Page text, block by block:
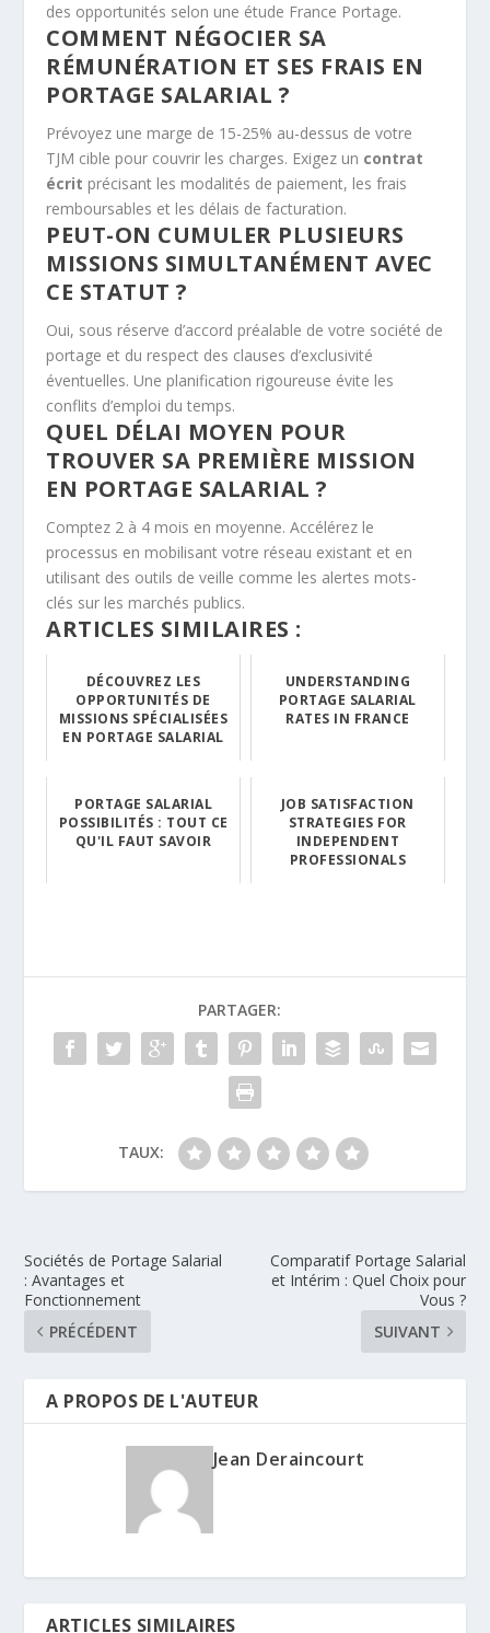
des opportunités selon une étude France Portage.
COMMENT NÉGOCIER SA
RÉMUNÉRATION ET SES FRAIS EN
PORTAGE SALARIAL ?
Prévoyez une marge de 15-25% au-dessus de votre
TJM cible pour couvrir les charges. Exigez un contrat
écrit précisant les modalités de paiement, les frais
remboursables et les délais de facturation.
PEUT-ON CUMULER PLUSIEURS
MISSIONS SIMULTANÉMENT AVEC
CE STATUT ?
Oui, sous réserve d’accord préalable de votre société de
portage et du respect des clauses d’exclusivité
éventuelles. Une planification rigoureuse évite les
conflits d’emploi du temps.
QUEL DÉLAI MOYEN POUR
TROUVER SA PREMIÈRE MISSION
EN PORTAGE SALARIAL ?
Comptez 2 à 4 mois en moyenne. Accélérez le
processus en mobilisant votre réseau existant et en
utilisant des outils de veille comme les alertes mots-
clés sur les marchés publics.
ARTICLES SIMILAIRES :
DÉCOUVREZ LES
OPPORTUNITÉS DE
MISSIONS SPÉCIALISÉES
EN PORTAGE SALARIAL
UNDERSTANDING
PORTAGE SALARIAL
RATES IN FRANCE
PORTAGE SALARIAL
POSSIBILITÉS : TOUT CE
QU'IL FAUT SAVOIR
JOB SATISFACTION
STRATEGIES FOR
INDEPENDENT
PROFESSIONALS
PARTAGER:
TAUX:
Sociétés de Portage Salarial
: Avantages et
Fonctionnement
PRÉCÉDENT
Comparatif Portage Salarial
et Intérim : Quel Choix pour
Vous ?
SUIVANT
A PROPOS DE L'AUTEUR
Jean Deraincourt
ARTICLES SIMILAIRES